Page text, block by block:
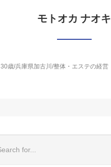
モトオカ ナオキ
30歳/兵庫県加古川/整体・エステの経営